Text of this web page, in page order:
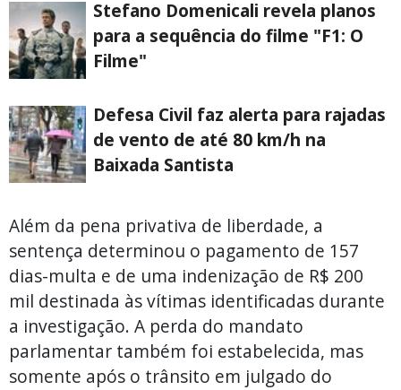
Stefano Domenicali revela planos
para a sequência do filme "F1: O
Filme"
Defesa Civil faz alerta para rajadas
de vento de até 80 km/h na
Baixada Santista
Além da pena privativa de liberdade, a
sentença determinou o pagamento de 157
dias-multa e de uma indenização de R$ 200
mil destinada às vítimas identificadas durante
a investigação. A perda do mandato
parlamentar também foi estabelecida, mas
somente após o trânsito em julgado do